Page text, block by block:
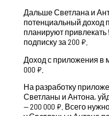
Дальше Светлана и
потенциальный доход
планируют привлекать
подписку за 200 ₽.
Доход с приложения в
000 ₽.
На разработку
Светланы и Антона,
— 200 000 ₽. Всего